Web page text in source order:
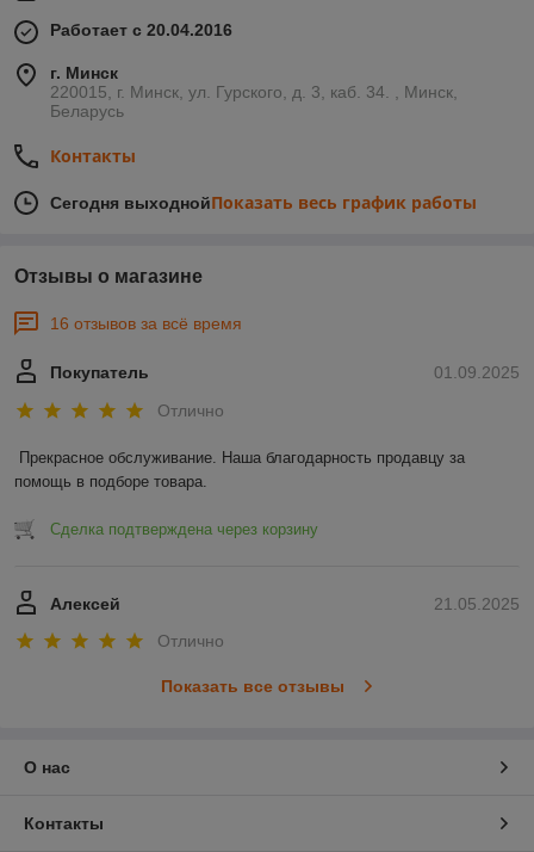
Работает с 20.04.2016
г. Минск
220015, г. Минск, ул. Гурского, д. 3, каб. 34. , Минск,
Беларусь
Контакты
Сегодня выходнойПоказать весь график работы
Отзывы о магазине
16 отзывов за всё время
01.09.2025
Покупатель
Отлично
Прекрасное обслуживание. Наша благодарность продавцу за
помощь в подборе товара.
Сделка подтверждена через корзину
21.05.2025
Алексей
Отлично
Показать все отзывы
О нас
Контакты